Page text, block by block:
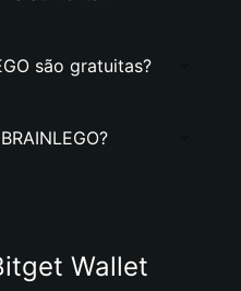
são gratuitas?
Wallet